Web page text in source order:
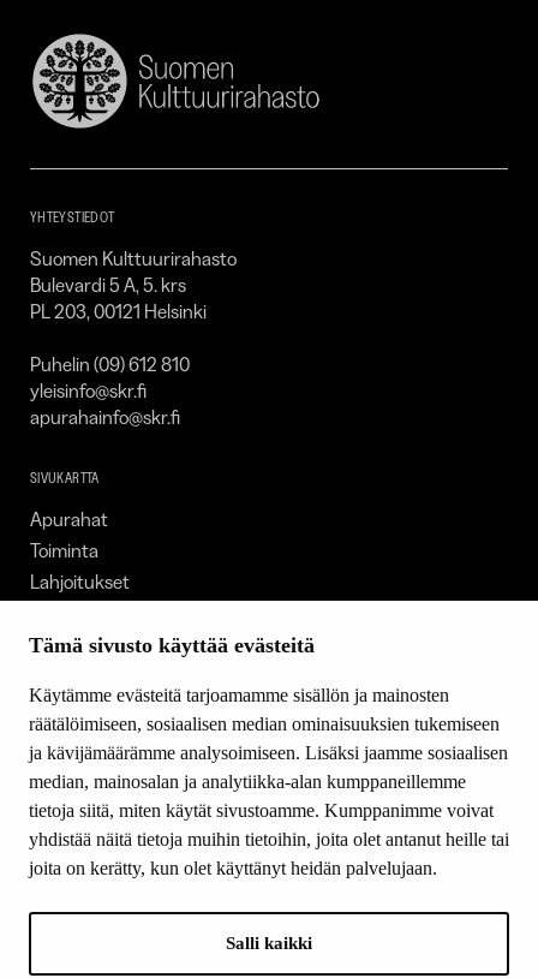
Tämä sivusto käyttää evästeitä
Käytämme evästeitä tarjoamamme sisällön ja mainosten
räätälöimiseen, sosiaalisen median ominaisuuksien tukemiseen
ja kävijämäärämme analysoimiseen. Lisäksi jaamme sosiaalisen
median, mainosalan ja analytiikka-alan kumppaneillemme
tietoja siitä, miten käytät sivustoamme. Kumppanimme voivat
yhdistää näitä tietoja muihin tietoihin, joita olet antanut heille tai
joita on kerätty, kun olet käyttänyt heidän palvelujaan.
Salli kaikki
Suomen
Kulttuurirahasto
YHTEYSTIEDOT
Suomen Kulttuurirahasto
Bulevardi 5 A, 5. krs
PL 203, 00121 Helsinki
Puhelin (09) 612 810
yleisinfo@skr.fi
apurahainfo@skr.fi
SIVUKARTTA
Apurahat
Toiminta
Lahjoitukset
Ajankohtaista
Yhteystiedot
SEURAA MEITÄ
Facebook
Instagram
LinkedIn